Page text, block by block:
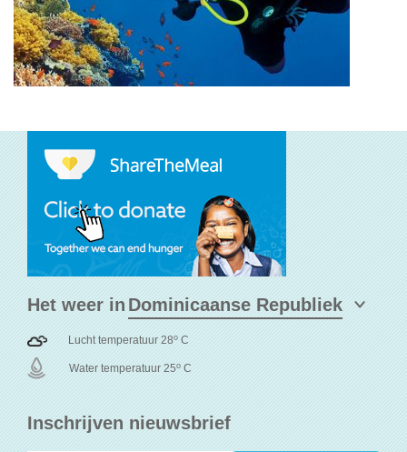
Inschrijven nieuwsbrief
Het weer in
Lucht temperatuur 28o C
Water temperatuur 25o C